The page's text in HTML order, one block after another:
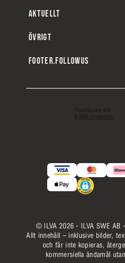
AKTUELLT
ÖVRIGT
FOOTER.FOLLOWUS
© ILVA 2026 - ILVA SWE AB
Allt innehåll – inklusive bilder,
och får inte kopieras,
kommersiella ändamål